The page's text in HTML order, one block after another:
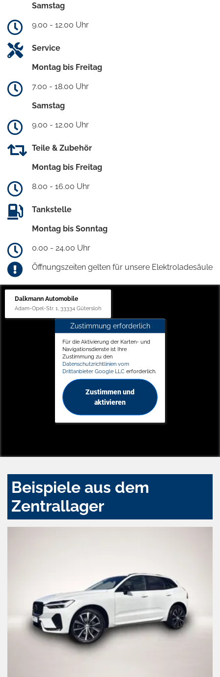
Samstag
9.00 - 12.00 Uhr
Service
Montag bis Freitag
7.00 - 18.00 Uhr
Samstag
9.00 - 12.00 Uhr
Teile & Zubehör
Montag bis Freitag
8.00 - 16.00 Uhr
Tankstelle
Montag bis Sonntag
0.00 - 24.00 Uhr
Öffnungszeiten gelten für unsere Elektroladesäule
Dalkmann Automobile
Adam-Opel-Str. 1, 33334 Gütersloh
Zustimmung erforderlich
Für die Aktivierung der Karten- und
Navigationsdienste ist Ihre
Zustimmung zu den
Datenschutzrichtlinien vom
Drittanbieter Google LLC erforderlich.
Zustimmen und
aktivieren
Beispiele aus dem
Zentrallager